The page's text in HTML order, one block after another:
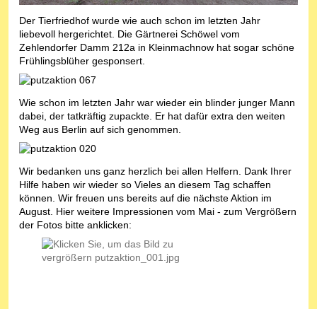
Der Tierfriedhof wurde wie auch schon im letzten Jahr
liebevoll hergerichtet. Die Gärtnerei Schöwel vom
Zehlendorfer Damm 212a in Kleinmachnow hat sogar schöne
Frühlingsblüher gesponsert.
Wie schon im letzten Jahr war wieder ein blinder junger Mann
dabei, der tatkräftig zupackte. Er hat dafür extra den weiten
Weg aus Berlin auf sich genommen.
Wir bedanken uns ganz herzlich bei allen Helfern. Dank Ihrer
Hilfe haben wir wieder so Vieles an diesem Tag schaffen
können. Wir freuen uns bereits auf die nächste Aktion im
August. Hier weitere Impressionen vom Mai - zum Vergrößern
der Fotos bitte anklicken: